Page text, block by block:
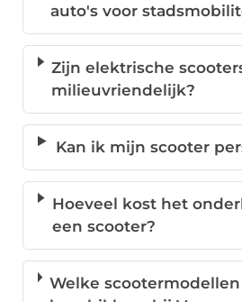
auto's voor
Zijn elektrische
milieuvriendelijk?
Kan ik mijn scooter
Hoeveel kost het
een scooter?
Welke